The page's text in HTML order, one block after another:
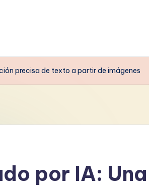
precisa de texto a partir de imágenes
por IA: Una